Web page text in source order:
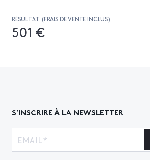
RÉSULTAT (FRAIS DE VENTE INCLUS)
501 €
S’INSCRIRE À LA NEWSLETTER